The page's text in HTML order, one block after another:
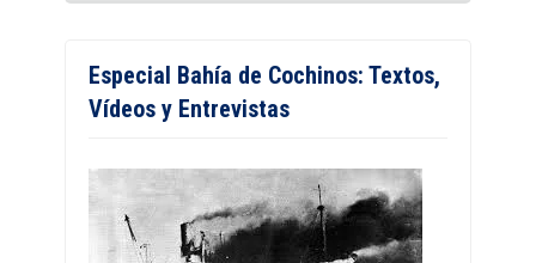
Especial Bahía de Cochinos: Textos,
Vídeos y Entrevistas